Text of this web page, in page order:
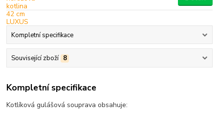
Kompletní specifikace
Související zboží 8
Kompletní specifikace
Kotlíková gulášová souprava obsahuje: